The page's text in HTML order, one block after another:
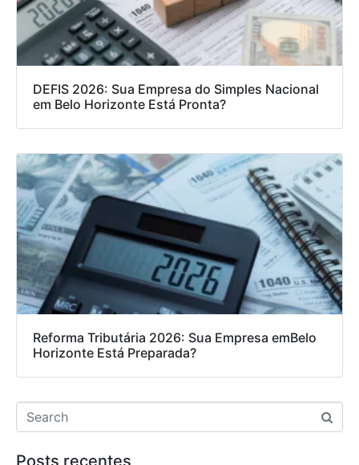
DEFIS 2026: Sua Empresa do Simples Nacional
em Belo Horizonte Está Pronta?
Reforma Tributária 2026: Sua Empresa emBelo
Horizonte Está Preparada?
Posts recentes